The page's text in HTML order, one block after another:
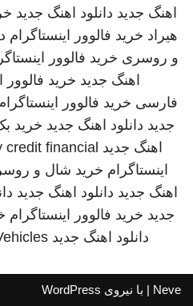
اهنگ جدید دانلود اهنگ جدید
هیراد خرید فالوور اینستاگرام
و روسری خرید فالوور
اهنگ جدید خرید فالوور
فارسی خرید فالوور
جدید دانلود اهنگ جدید خرید
اهنگ جدید credit financial
اینستاگرام خرید شال و
اهنگ جدید دانلود اهنگ جدید
جدید خرید فالوور اینستاگرام
دانلود اهنگ جدید
Neve | با نیروی WordPress